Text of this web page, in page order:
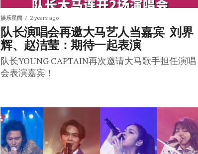
娱乐星闻 2 years ago
队长演唱会再邀大马艺人当嘉宾  刘界
辉、赵洁莹：期待一起表演
队长YOUNG CAPTAIN再次邀请大马歌手担任演唱
会表演嘉宾！